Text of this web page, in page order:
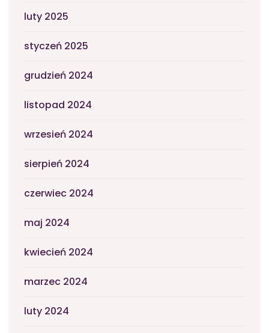
luty 2025
styczeń 2025
grudzień 2024
listopad 2024
wrzesień 2024
sierpień 2024
czerwiec 2024
maj 2024
kwiecień 2024
marzec 2024
luty 2024